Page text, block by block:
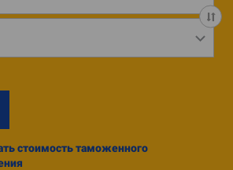
стоимость таможенного